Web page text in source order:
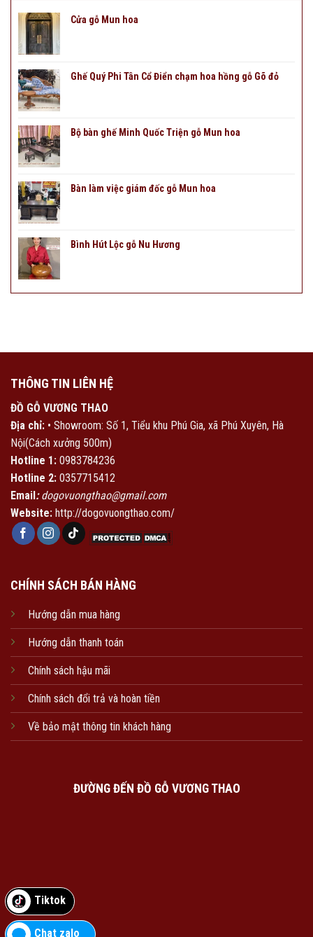
Cửa gỗ Mun hoa
Ghế Quý Phi Tân Cổ Điển chạm hoa hồng gỗ Gõ đỏ
Bộ bàn ghế Minh Quốc Triện gỗ Mun hoa
Bàn làm việc giám đốc gỗ Mun hoa
Bình Hút Lộc gỗ Nu Hương
THÔNG TIN LIÊN HỆ
ĐỒ GỖ VƯƠNG THAO
Địa chỉ: • Showroom: Số 1, Tiểu khu Phú Gia, xã Phú Xuyên, Hà
Nội(Cách xưởng 500m)
Hotline 1: 0983784236
Hotline 2: 0357715412
Email:dogovuongthao@gmail.com
Website: http://dogovuongthao.com/
CHÍNH SÁCH BÁN HÀNG
Hướng dẫn mua hàng
Hướng dẫn thanh toán
Chính sách hậu mãi
Chính sách đổi trả và hoàn tiền
Về bảo mật thông tin khách hàng
ĐƯỜNG ĐẾN ĐỒ GỖ VƯƠNG THAO
Tiktok
Chat zalo